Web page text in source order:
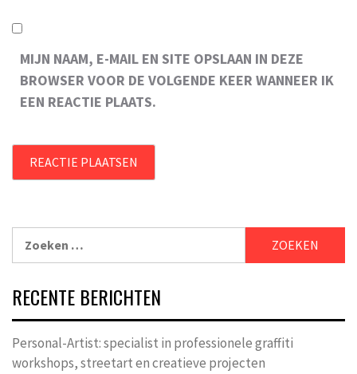
MIJN NAAM, E-MAIL EN SITE OPSLAAN IN DEZE
BROWSER VOOR DE VOLGENDE KEER WANNEER IK
EEN REACTIE PLAATS.
naar:
RECENTE BERICHTEN
Personal-Artist: specialist in professionele graffiti
workshops, streetart en creatieve projecten